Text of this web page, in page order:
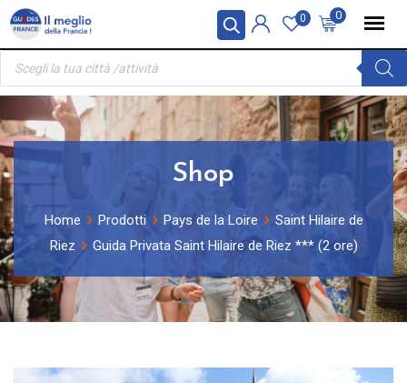
Pannello di gestione dei cookies
Skip
content
0
0
Ricerca
prodotti
Shop
Home Prodotti Pays de la Loire
Saint Hilaire de
Riez
Guida Privata Saint Hilaire de Riez *** (2 ore)